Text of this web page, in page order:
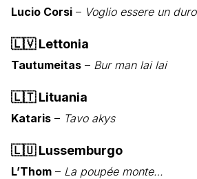
Lucio Corsi – Voglio essere un duro
🇱🇻Lettonia
Tautumeitas – Bur man lai lai
🇱🇹Lituania
Kataris – Tavo akys
🇱🇺Lussemburgo
L’Thom – La poupée monte…